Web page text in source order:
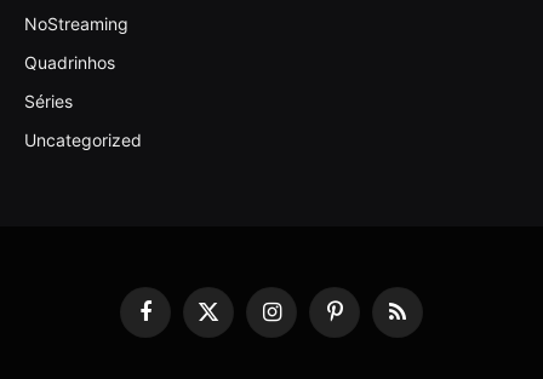
NoStreaming
Quadrinhos
Séries
Uncategorized
Facebook
X
InstagramPinterestRSS